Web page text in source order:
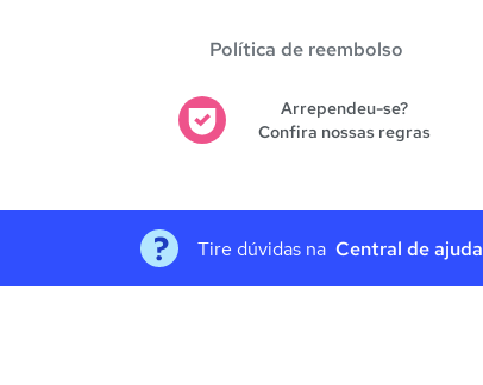
Política de reembolso
Arrependeu-se?
Confira nossas regras
Tire dúvidas na Central de ajuda